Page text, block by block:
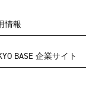
情報
BASE 企業サイト